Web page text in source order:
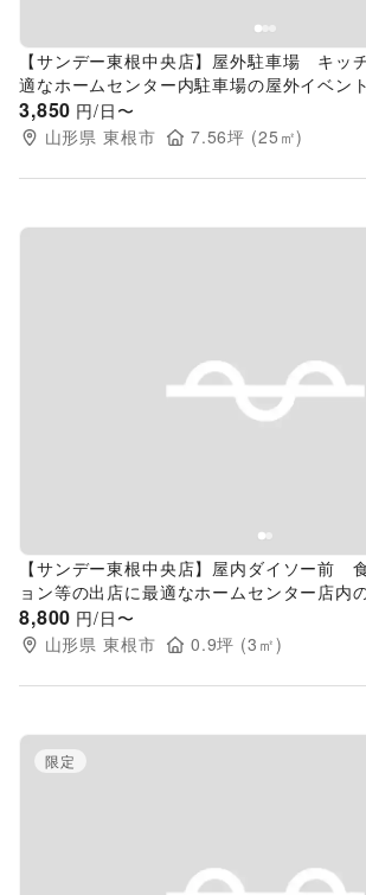
【サンデー東根中央店】屋外駐車場 キッ
適なホームセンター内駐車場の屋外イベン
3,850 円/日〜
山形県 東根市 7.56坪 (25 ㎡)
Previous slide
【サンデー東根中央店】屋内ダイソー前
ョン等の出店に最適なホームセンター店内
8,800 円/日〜
山形県 東根市 0.9坪 (3 ㎡)
限定